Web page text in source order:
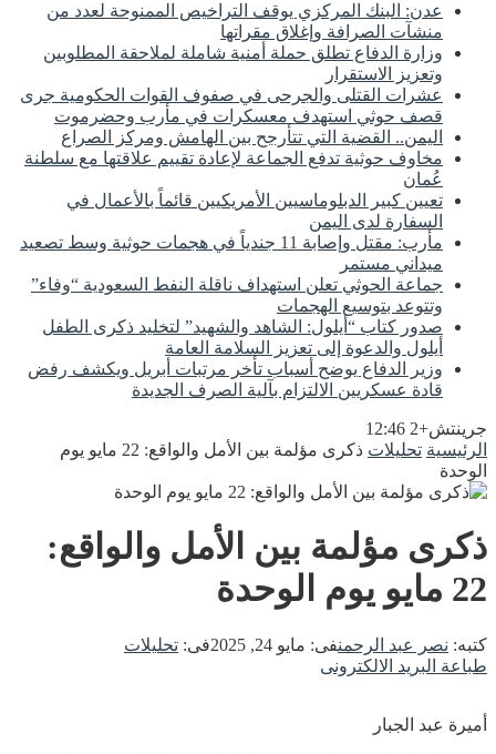
عدن: البنك المركزي يوقف التراخيص الممنوحة لعدد من
منشآت الصرافة وإغلاق مقراتها
وزارة الدفاع تطلق حملة أمنية شاملة لملاحقة المطلوبين
وتعزيز الاستقرار
عشرات القتلى والجرحى في صفوف القوات الحكومية جرى
قصف حوثي استهدف معسكرات في مأرب وحضرموت
اليمن.. القضية التي تتأرجح بين الهامش ومركز الصراع
مخاوف حوثية تدفع الجماعة لإعادة تقييم علاقتها مع سلطنة
عُمان
تعيين كبير الدبلوماسيين الأمريكيين قائماً بالأعمال في
السفارة لدى اليمن
مأرب: مقتل وإصابة 11 جندياً في هجمات حوثية وسط تصعيد
ميداني مستمر
جماعة الحوثي تعلن استهداف ناقلة النفط السعودية “وفاء”
وتتوعد بتوسيع الهجمات
صدور كتاب “أيلول: الشاهد والشهيد” لتخليد ذكرى الطفل
أيلول والدعوة إلى تعزيز السلامة العامة
وزير الدفاع يوضح أسباب تأخر مرتبات أبريل ويكشف رفض
قادة عسكريين الالتزام بآلية الصرف الجديدة
جرينتش+2 12:46
الرئيسية تحليلات
ذكرى مؤلمة بين الأمل والواقع: 22 مايو يوم
الوحدة
ذكرى مؤلمة بين الأمل والواقع:
22 مايو يوم الوحدة
كتبه: نصر عبد الرحمنفى: مايو 24, 2025 فى: تحليلات
طباعة البريد الالكترونى
أميرة عبد الجبار